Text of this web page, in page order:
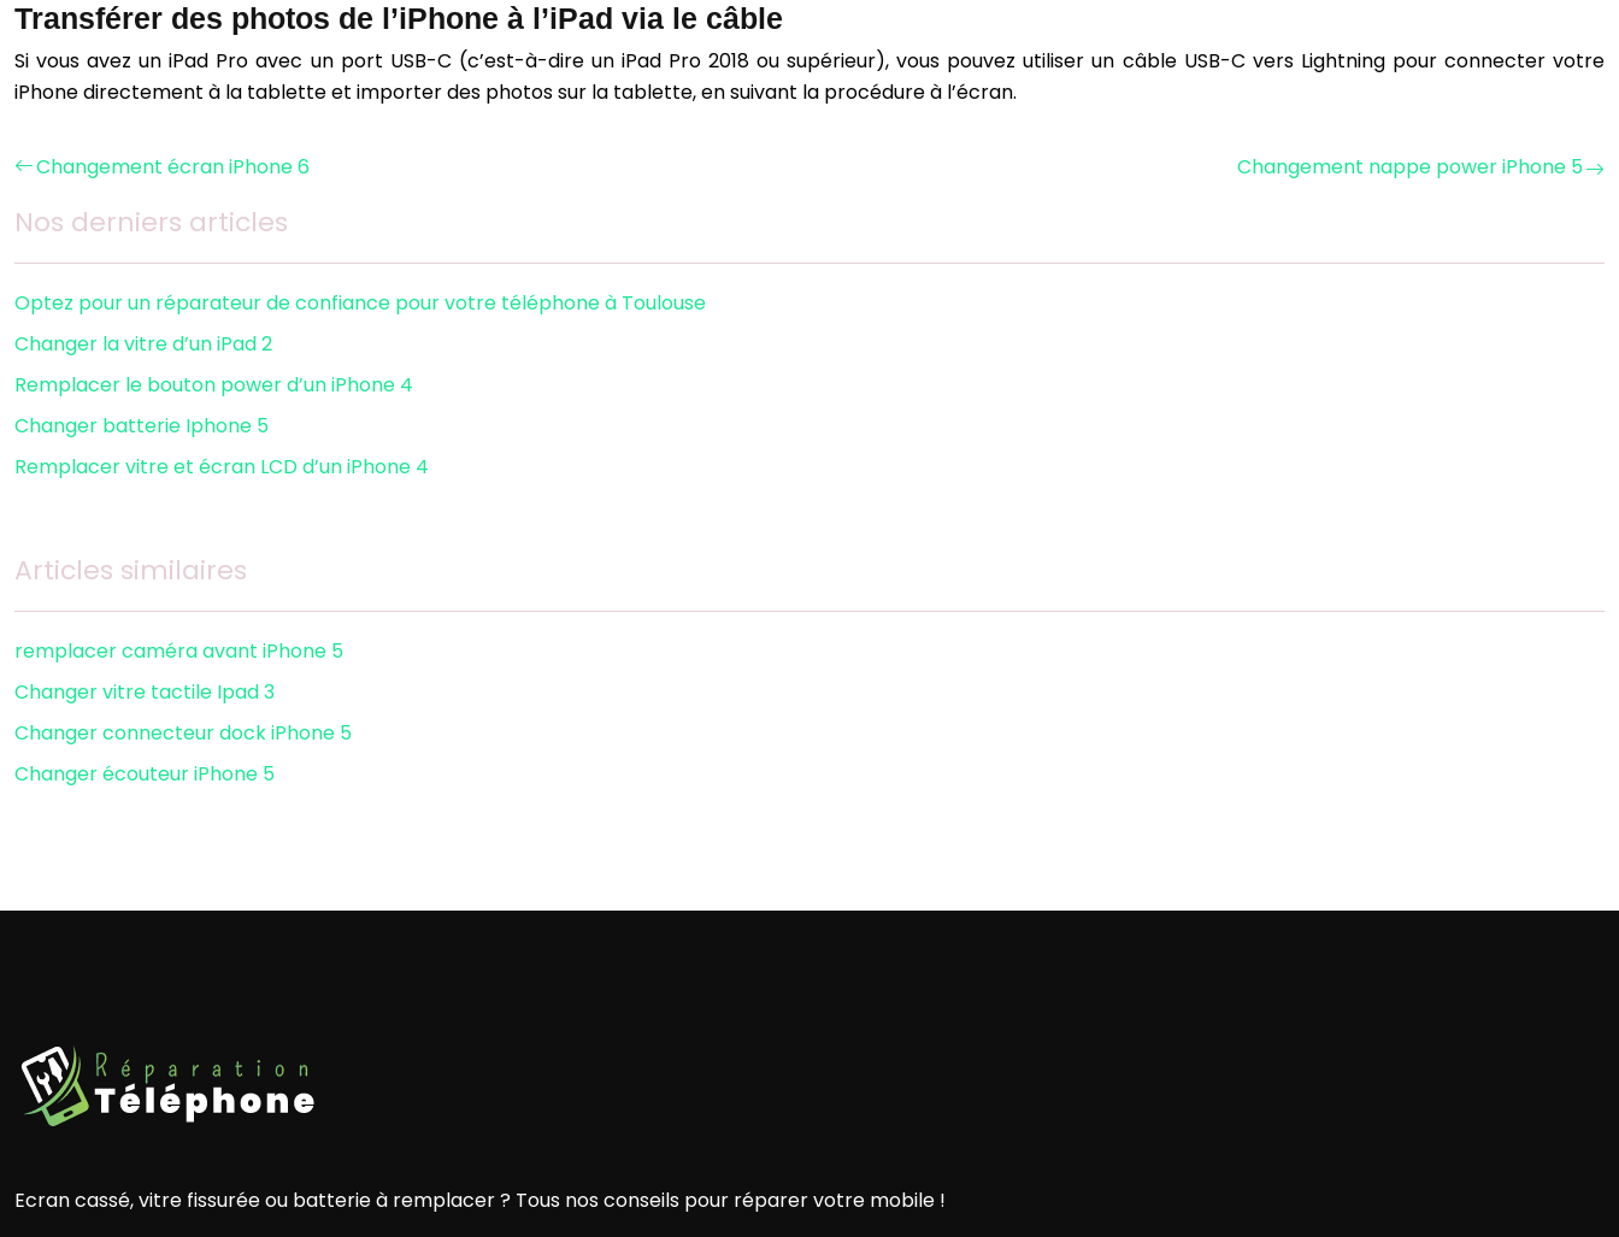
Transférer des photos de l’iPhone à l’iPad via le câble
Si vous avez un iPad Pro avec un port USB-C (c’est-à-dire un iPad Pro 2018 ou supérieur), vous pouvez utiliser un câble USB-C vers Lightning pour connecter votre
iPhone directement à la tablette et importer des photos sur la tablette, en suivant la procédure à l’écran.
Changement écran iPhone 6 Changement nappe power iPhone 5
Nos derniers articles
Optez pour un réparateur de confiance pour votre téléphone à Toulouse
Changer la vitre d’un iPad 2
Remplacer le bouton power d’un iPhone 4
Changer batterie Iphone 5
Remplacer vitre et écran LCD d’un iPhone 4
Articles similaires
remplacer caméra avant iPhone 5
Changer vitre tactile Ipad 3
Changer connecteur dock iPhone 5
Changer écouteur iPhone 5
Ecran cassé, vitre fissurée ou batterie à remplacer ? Tous nos conseils pour réparer votre mobile !